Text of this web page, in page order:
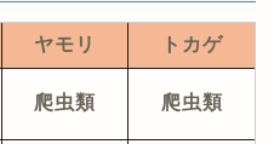
ヤモリ トカゲ
爬虫類 爬虫類